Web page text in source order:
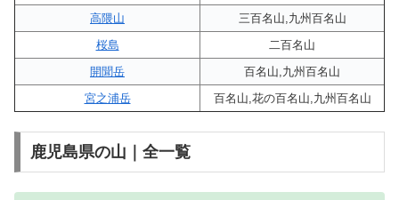
高隈山
三百名山,九州百名山
桜島
二百名山
開聞岳
百名山,九州百名山
宮之浦岳
百名山,花の百名山,九州百名山
鹿児島県の山｜全一覧